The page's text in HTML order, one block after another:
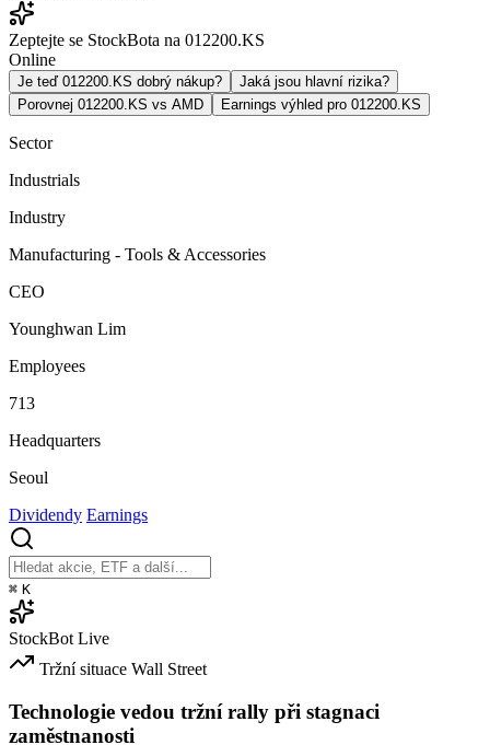
Zeptejte se StockBota na 012200.KS
Online
Je teď 012200.KS dobrý nákup?
Jaká jsou hlavní rizika?
Porovnej 012200.KS vs AMD
Earnings výhled pro 012200.KS
Sector
Industrials
Industry
Manufacturing - Tools & Accessories
CEO
Younghwan Lim
Employees
713
Headquarters
Seoul
Dividendy Earnings
⌘ K
StockBot Live
Tržní situace Wall Street
Technologie vedou tržní rally při stagnaci
zaměstnanosti